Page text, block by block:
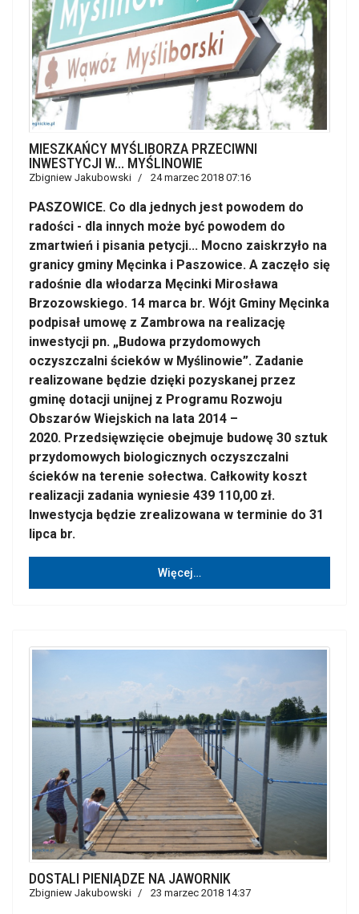
MIESZKAŃCY MYŚLIBORZA PRZECIWNI
INWESTYCJI W... MYŚLINOWIE
Zbigniew Jakubowski 24 marzec 2018 07:16
PASZOWICE. Co dla jednych jest powodem do
radości - dla innych może być powodem do
zmartwień i pisania petycji... Mocno zaiskrzyło na
granicy gminy Męcinka i Paszowice. A zaczęło się
radośnie dla włodarza Męcinki Mirosława
Brzozowskiego. 14 marca br. Wójt Gminy Męcinka
podpisał umowę z Zambrowa na realizację
inwestycji pn. „Budowa przydomowych
oczyszczalni ścieków w Myślinowie”. Zadanie
realizowane będzie dzięki pozyskanej przez
gminę dotacji unijnej z Programu Rozwoju
Obszarów Wiejskich na lata 2014 –
2020. Przedsięwzięcie obejmuje budowę 30 sztuk
przydomowych biologicznych oczyszczalni
ścieków na terenie sołectwa. Całkowity koszt
realizacji zadania wyniesie 439 110,00 zł.
Inwestycja będzie zrealizowana w terminie do 31
lipca br.
Więcej…
DOSTALI PIENIĄDZE NA JAWORNIK
Zbigniew Jakubowski 23 marzec 2018 14:37